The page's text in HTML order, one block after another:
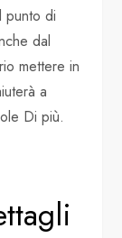
punto di
dal
mettere in
a
Di più.